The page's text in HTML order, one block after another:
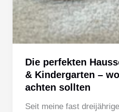
Die perfekten
& Kindergarten –
achten sollten
Seit meine fast